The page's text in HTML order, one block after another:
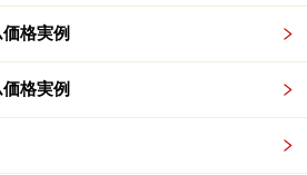
自由に変更することができる
は一定の制約はありますが、
一般
格実例
格実例